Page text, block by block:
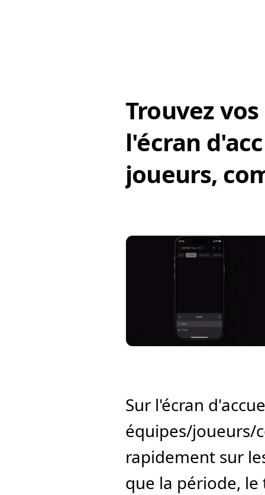
Trouvez
l'écran
joueurs,
Sur l'écran
équipes/joueurs/
rapidement sur
que la période,